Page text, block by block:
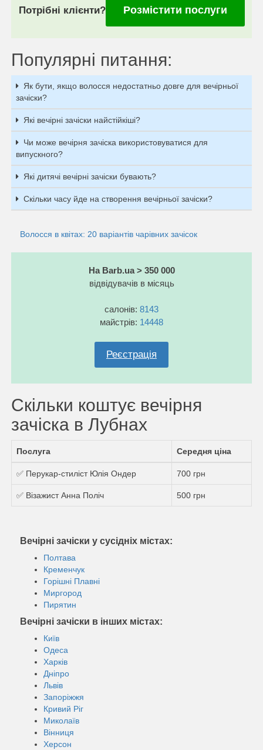
Потрібні клієнти? Розмістити послуги
Популярні питання:
Як бути, якщо волосся недостатньо довге для вечірньої
зачіски?
Які вечірні зачіски найстійкіші?
Чи може вечірня зачіска використовуватися для
випускного?
Які дитячі вечірні зачіски бувають?
Скільки часу йде на створення вечірньої зачіски?
Волосся в квітах: 20 варіантів чарівних зачісок
На Barb.ua > 350 000
відвідувачів в місяць
салонів: 8143
майстрів: 14448
Реєстрація
Скільки коштує вечірня
зачіска в Лубнах
Послуга Середня ціна
✅ Перукар-стиліст Юлія Ондер 700 грн
✅ Візажист Анна Поліч 500 грн
Вечірні зачіски у сусідніх містах:
Полтава
Кременчук
Горішні Плавні
Миргород
Пирятин
Вечірні зачіски в інших містах:
Київ
Одеса
Харків
Дніпро
Львів
Запоріжжя
Кривий Ріг
Миколаїв
Вінниця
Херсон